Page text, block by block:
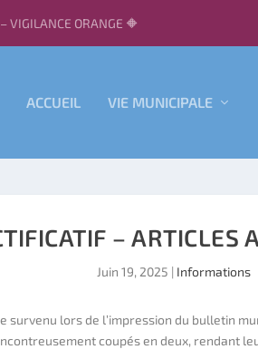
VIGILANCE ORANGE 🔶
ACCUEIL VIE MUNICIPALE
– ARTICLES
Juin 19, 2025 | Informations
survenu lors de l’impression du bulletin
coupés en deux, rendant